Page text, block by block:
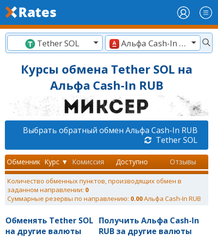
Tether SOL Альфа Cash-In RUB
Курсы обмена Tether SOL на
Альфа Cash-In RUB
Выбрать обратный обмен Альфа Cash-In RUB
Tether SOL
Обменник Курс ▼ Комиссия Доступно Отзывы
Количество обменных пунктов, производящих обмен в
заданном направлении: 0
Суммарные резервы по направлению: 0.00Альфа Cash-In RUB
Обменять Tether SOL
на другие валюты
Получить Альфа Cash-In
RUB за другие валюты